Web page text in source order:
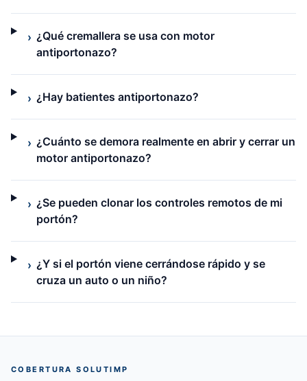
› ¿Qué cremallera se usa con motor
antiportonazo?
› ¿Hay batientes antiportonazo?
› ¿Cuánto se demora realmente en abrir y cerrar un
motor antiportonazo?
› ¿Se pueden clonar los controles remotos de mi
portón?
› ¿Y si el portón viene cerrándose rápido y se
cruza un auto o un niño?
COBERTURA SOLUTIMP